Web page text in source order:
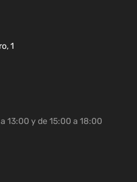
1
13:00 y de 15:00 a 18:00